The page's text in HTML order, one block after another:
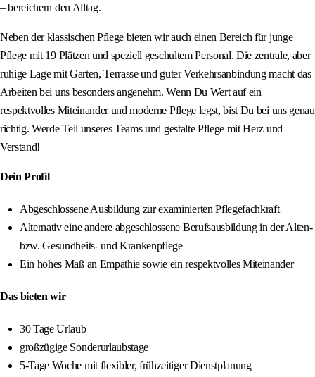
– bereichern den Alltag.
Neben der klassischen Pflege bieten wir auch einen Bereich für junge
Pflege mit 19 Plätzen und speziell geschultem Personal. Die zentrale, aber
ruhige Lage mit Garten, Terrasse und guter Verkehrsanbindung macht das
Arbeiten bei uns besonders angenehm. Wenn Du Wert auf ein
respektvolles Miteinander und moderne Pflege legst, bist Du bei uns genau
richtig. Werde Teil unseres Teams und gestalte Pflege mit Herz und
Verstand!
Dein Profil
Abgeschlossene Ausbildung zur examinierten Pflegefachkraft
Alternativ eine andere abgeschlossene Berufsausbildung in der Alten-
bzw. Gesundheits- und Krankenpflege
Ein hohes Maß an Empathie sowie ein respektvolles Miteinander
Das bieten wir
30 Tage Urlaub
großzügige Sonderurlaubstage
5-Tage Woche mit flexibler, frühzeitiger Dienstplanung